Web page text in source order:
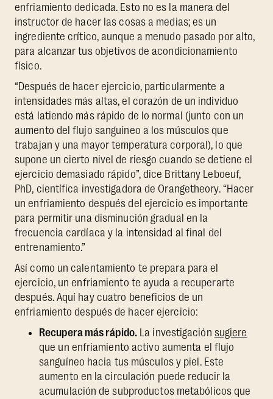
enfriamiento dedicada. Esto no es la manera del
instructor de hacer las cosas a medias; es un
ingrediente crítico, aunque a menudo pasado por alto,
para alcanzar tus objetivos de acondicionamiento
físico.
“Después de hacer ejercicio, particularmente a
intensidades más altas, el corazón de un individuo
está latiendo más rápido de lo normal (junto con un
aumento del flujo sanguíneo a los músculos que
trabajan y una mayor temperatura corporal), lo que
supone un cierto nivel de riesgo cuando se detiene el
ejercicio demasiado rápido”, dice Brittany Leboeuf,
PhD, científica investigadora de Orangetheory. “Hacer
un enfriamiento después del ejercicio es importante
para permitir una disminución gradual en la
frecuencia cardíaca y la intensidad al final del
entrenamiento.”
Así como un calentamiento te prepara para el
ejercicio, un enfriamiento te ayuda a recuperarte
después. Aquí hay cuatro beneficios de un
enfriamiento después de hacer ejercicio:
Recupera más rápido. La investigación sugiere
que un enfriamiento activo aumenta el flujo
sanguíneo hacia tus músculos y piel. Este
aumento en la circulación puede reducir la
acumulación de subproductos metabólicos que